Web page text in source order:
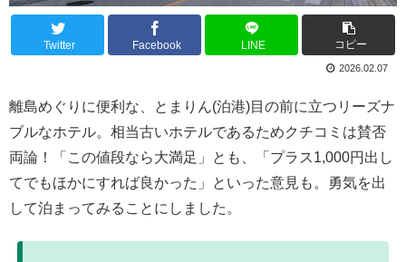
Twitter Facebook LINE コピー
2026.02.07
離島めぐりに便利な、とまりん(泊港)目の前に立つリーズナ
ブルなホテル。相当古いホテルであるためクチコミは賛否
両論！「この値段なら大満足」とも、「プラス1,000円出し
てでもほかにすれば良かった」といった意見も。勇気を出
して泊まってみることにしました。